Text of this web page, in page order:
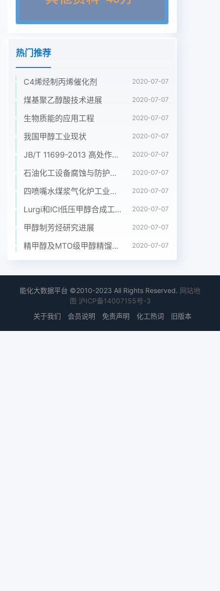
色深，需要以1硫酸盐、高氯酸盐、叔辛基铵盐产成
本降低，产品竞争力得到较大提升。②2和3或1甲
酸等工序得到1.③工艺路线长,操作繁琐，③在产品
溶液中加入适量正丁醇作为结晶溶剂,.三废污染大，
产品质量不稳定，总收率偏低，不利以盐酸调节
pH，可有效控制结晶过程，改善结晶状态，保证产
2011-03-10便于大生产中国煤化工色好，纯度高,作
者简介:陈亮(1973-), 男，工程师，从事抗生素的合
MHCNMHG[9]: 71.3%).E-mail:
13967997205@139.com1的合成路线见图
1.●488●中国医药工业杂志Chinese Joumal of
Pharmaceuticals 2011, 42(7)HN .sHIN-Et;NzCH2
+COOHH2N-H H。HNHHVCH2NaOHHN一.
3H2OHCICOOH . (CH)NC0OCH, .1图1 1的合成路
mm);流动相头孢克肟(1)四丁基氢氧化铵溶液(取10%
四丁基氢氧化铵溶液在100 L洁净搪瓷反应釜中加入
THF (22.5 L)、10 ml,加水690 ml,用1.5 mol/L磷酸
调至pH 7.0)-水(25 L)和亚硫酸氢钠(50g, 0.48
mol),冷却乙腈(70 : 30); 检测波长254 nm;柱温40
C],至5~ 10 C,搅拌下加入2(购自浙江普洛化学有最
热门推荐
C4烯烃制丙烯催化剂 2020-07-07
煤基聚乙醇酸技术进展 2020-07-07
生物质能的应用工程 2020-07-07
我国甲醇工业现状 2020-07-07
JB/T 11699-2013 高处作业吊篮安装、拆卸、使用技术规程 2020-07-07
石油化工设备腐蚀与防护参考书十本免费下载，绝版珍藏 2020-07-07
四喷嘴水煤浆气化炉工业应用情况简介 2020-07-07
Lurgi和ICI低压甲醇合成工艺比较 2020-07-07
甲醇制芳烃研究进展 2020-07-07
精甲醇及MTO级甲醇精馏工艺技术进展 2020-07-07
能化大数据平台 ©2010-2023 All Rights Reserved. 网站地
图 沪ICP备14007155号-3
关于我们
会员说明 免责声明 化工热词 旧版本